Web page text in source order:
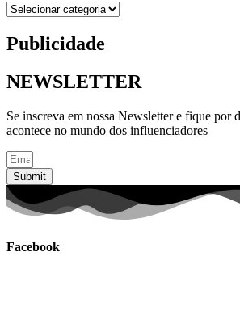
Categorias
Publicidade
NEWSLETTER
Se inscreva em nossa Newsletter e fique por
acontece no mundo dos influenciadores
Submit
Facebook